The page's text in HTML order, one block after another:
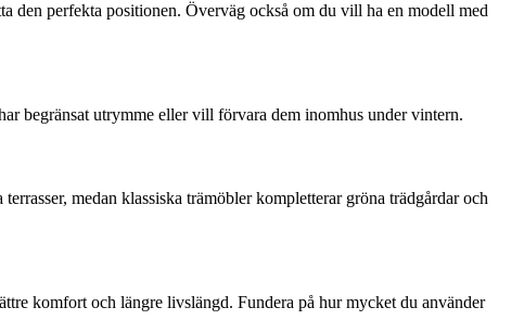
den perfekta positionen. Överväg också om du vill ha en modell med
begränsat utrymme eller vill förvara dem inomhus under vintern.
medan klassiska trämöbler kompletterar gröna trädgårdar och
komfort och längre livslängd. Fundera på hur mycket du använder